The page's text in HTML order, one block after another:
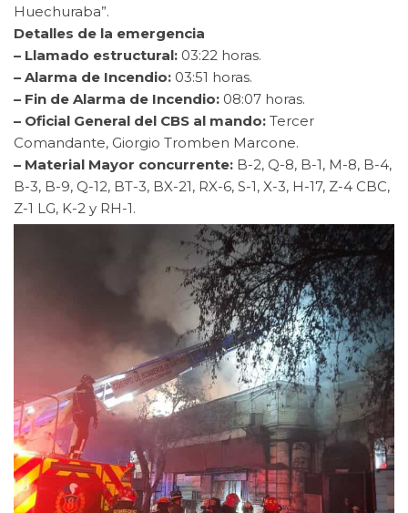
Huechuraba”.
Detalles de la emergencia
– Llamado estructural: 03:22 horas.
– Alarma de Incendio: 03:51 horas.
– Fin de Alarma de Incendio: 08:07 horas.
– Oficial General del CBS al mando: Tercer
Comandante, Giorgio Tromben Marcone.
– Material Mayor concurrente: B-2, Q-8, B-1, M-8, B-4,
B-3, B-9, Q-12, BT-3, BX-21, RX-6, S-1, X-3, H-17, Z-4 CBC,
Z-1 LG, K-2 y RH-1.